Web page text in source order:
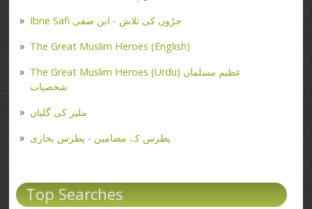
Ibne Safi جڑوں کی تلاش - ابن صفی
The Great Muslim Heroes (English)
The Great Muslim Heroes (Urdu) عظیم مسلمان
شخصیات
ملیر کی گلیاں
پطرس کے مضامین - پطرس بخاری
Top Searches